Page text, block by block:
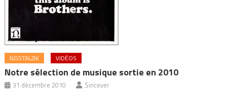
NOSTALZIK VIDÉOS
Notre sélection de musique sortie en 2010
31 décembre 2010 Sincever